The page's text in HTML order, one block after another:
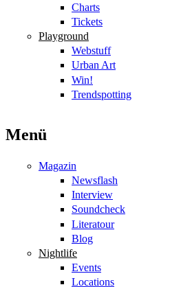
Charts
Tickets
Playground
Webstuff
Urban Art
Win!
Trendspotting
Menü
Magazin
Newsflash
Interview
Soundcheck
Literatour
Blog
Nightlife
Events
Locations